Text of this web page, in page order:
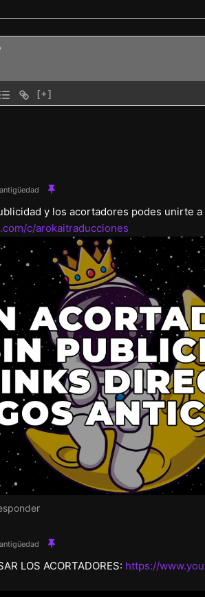
[+]
y los acortadores podes unirte a
c/arokaitraducciones
LOS ACORTADORES: https://